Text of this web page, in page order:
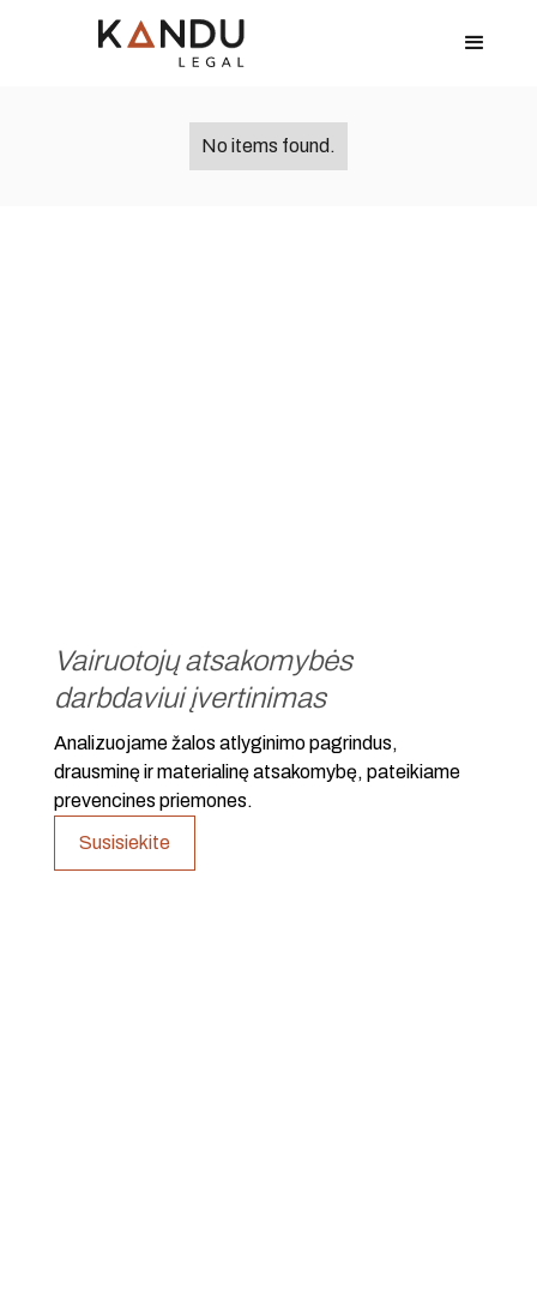
No items found.
Vairuotojų atsakomybės
darbdaviui įvertinimas
Analizuojame žalos atlyginimo pagrindus,
drausminę ir materialinę atsakomybę, pateikiame
prevencines priemones.
Susisiekite